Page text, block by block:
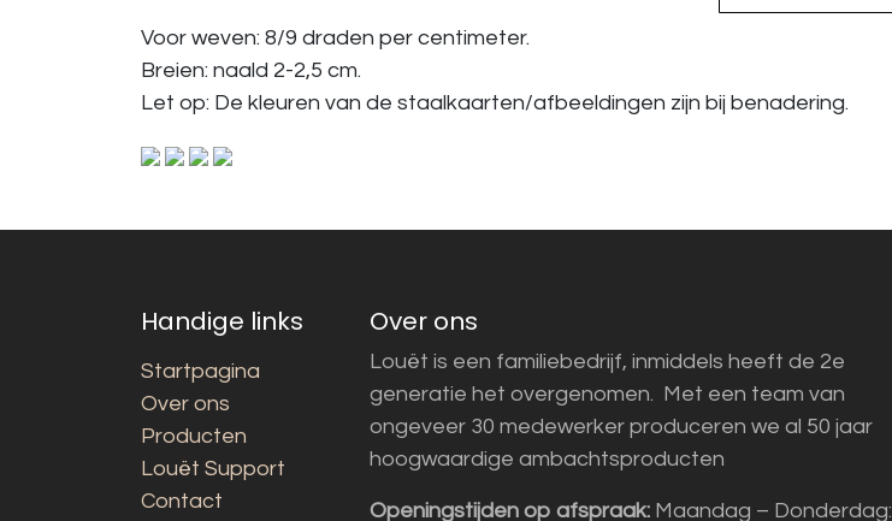
Voor weven: 8/9 draden per centimeter.
Breien: naald 2-2,5 cm.
Let op: De kleuren van de staalkaarten/afbeeldingen zijn bij benadering.
Handige links
Startpagina
Over ons
Producten
Louët Support
Contact
Over ons
Louët is een familiebedrijf, inmiddels heeft de 2e
generatie het overgenomen. Met een team van
ongeveer 30 medewerker produceren we al 50 jaar
hoogwaardige ambachtsproducten
Openingstijden op afspraak: Maandag – Donderdag: